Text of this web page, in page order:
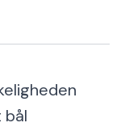
bål